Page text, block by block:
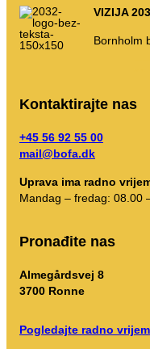
AT navođenje
Propisi o otpadu
Samoposluživanje
Moje smece
Otpadni portal
VIZIJA
Bornholm
Kontaktirajte nas
+45 56 92 55 00
mail@bofa.dk
Uprava ima radno
Mandag – fredag: 08.00
Pronađite nas
Almegårdsvej 8
3700 Ronne
Pogledajte radno